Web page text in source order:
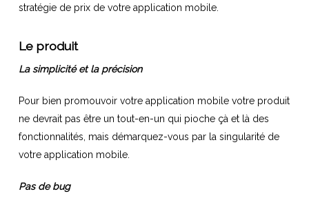
stratégie de prix de votre application mobile.
Le produit
La simplicité et la précision
Pour bien promouvoir votre application mobile votre produit
ne devrait pas être un tout-en-un qui pioche çà et là des
fonctionnalités, mais démarquez-vous par la singularité de
votre application mobile.
Pas de bug